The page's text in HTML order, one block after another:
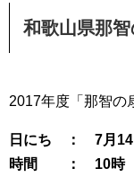
和歌山県那
2017年度「那智の
日にち ： 7月14
時間 ： 10